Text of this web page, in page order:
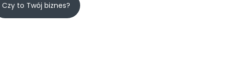
Czy to Twój biznes?